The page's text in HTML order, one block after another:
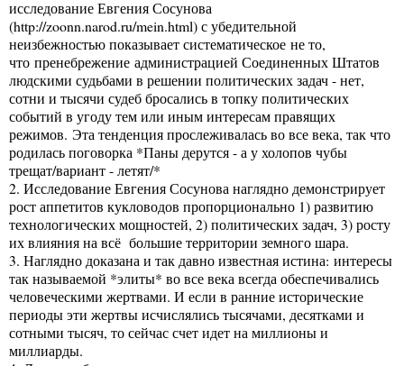
исследование Евгения Сосунова
(http://zoonn.narod.ru/mein.html) с убедительной
неизбежностью показывает систематическое не то,
что пренебрежение администрацией Соединенных Штатов
людскими судьбами в решении политических задач - нет,
сотни и тысячи судеб бросались в топку политических
событий в угоду тем или иным интересам правящих
режимов. Эта тенденция прослеживалась во все века, так что
родилась поговорка *Паны дерутся - а у холопов чубы
трещат/вариант - летят/*
2. Исследование Евгения Сосунова наглядно демонстрирует
рост аппетитов кукловодов пропорционально 1) развитию
технологических мощностей, 2) политических задач, 3) росту
их влияния на всё большие территории земного шара.
3. Наглядно доказана и так давно известная истина: интересы
так называемой *элиты* во все века всегда обеспечивались
человеческими жертвами. И если в ранние исторические
периоды эти жертвы исчислялись тысячами, десятками и
сотными тысяч, то сейчас счет идет на миллионы и
миллиарды.